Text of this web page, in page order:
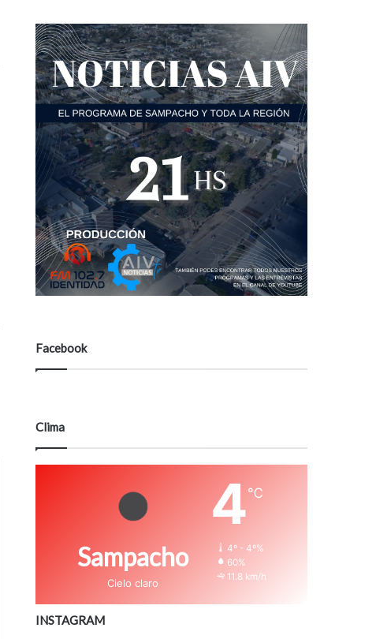
Facebook
Clima
Sampacho
Cielo claro
4℃
4º - 4º%
60%
11.8 km/h
INSTAGRAM